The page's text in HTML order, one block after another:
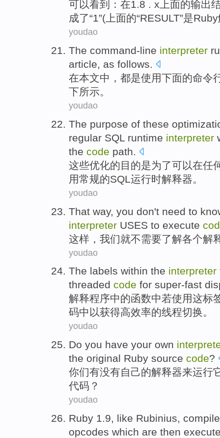
可以看到 ： 在1.8 . x上面的输出
成了“1”(上面的“RESULT”是Ruby
youdao
The command-line interpreter
article, as follows.
在本文中，都是使用下面的命令
下所示。
youdao
The purpose of these
regular SQL runtime interpreter
the code path.
这些优化的目的是为了可以在任
用常规的SQL运行时解释器。
youdao
That way, you don't need to
interpreter USES to execute
这样 ， 我们就不需要了解各个解
youdao
The labels within the interpreter
threaded code for super-fast
解释程序中的函数中若使用这标
码中以获得高效率的线程切换。
youdao
Do you have your own
the original Ruby source code?
你们有没有自己的解释器来运行
代码 ？
youdao
Ruby 1.9, like Rubinius,
opcodes which are then